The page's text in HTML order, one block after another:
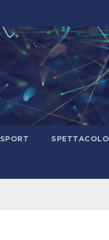
SPORT SPETTACOLO